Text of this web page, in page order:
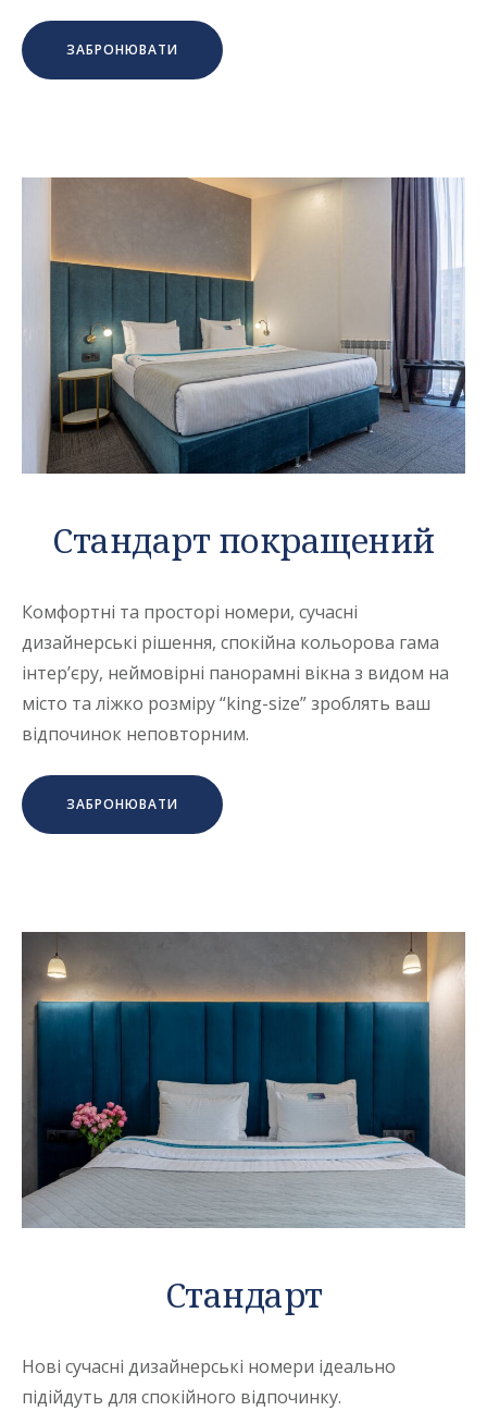
ЗАБРОНЮВАТИ
Стандарт покращений
Комфортні та просторі номери, сучасні
дизайнерські рішення, спокійна кольорова гама
інтер’єру, неймовірні панорамні вікна з видом на
місто та ліжко розміру “king-size” зроблять ваш
відпочинок неповторним.
ЗАБРОНЮВАТИ
Стандарт
Нові сучасні дизайнерські номери ідеально
підійдуть для спокійного відпочинку.